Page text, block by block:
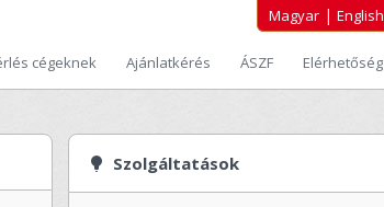
Magyar | English
cégeknek Ajánlatkérés ÁSZF Elérhetőség
Szolgáltatások